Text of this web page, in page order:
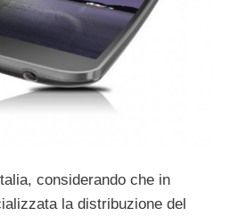
considerando che in
la distribuzione del